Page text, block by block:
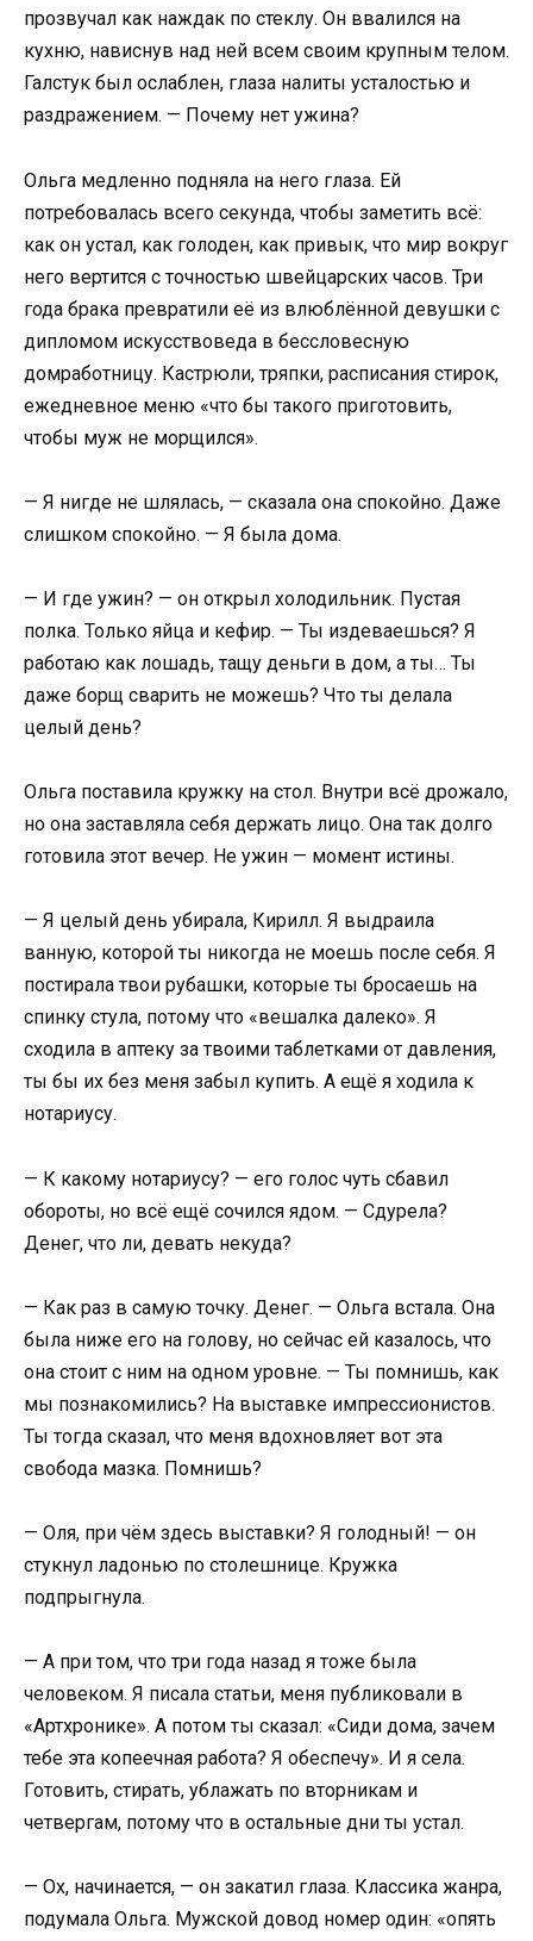
прозвучал как наждак по стеклу. Он ввалился на
кухню, нависнув над ней всем своим крупным телом.
Галстук был ослаблен, глаза налиты усталостью и
раздражением. — Почему нет ужина?
Ольга медленно подняла на него глаза. Ей
потребовалась всего секунда, чтобы заметить всё:
как он устал, как голоден, как привык, что мир вокруг
него вертится с точностью швейцарских часов. Три
года брака превратили её из влюблённой девушки с
дипломом искусствоведа в бессловесную
домработницу. Кастрюли, тряпки, расписания стирок,
ежедневное меню «что бы такого приготовить,
чтобы муж не морщился».
— Я нигде не шлялась, — сказала она спокойно. Даже
слишком спокойно. — Я была дома.
— И где ужин? — он открыл холодильник. Пустая
полка. Только яйца и кефир. — Ты издеваешься? Я
работаю как лошадь, тащу деньги в дом, а ты… Ты
даже борщ сварить не можешь? Что ты делала
целый день?
Ольга поставила кружку на стол. Внутри всё дрожало,
но она заставляла себя держать лицо. Она так долго
готовила этот вечер. Не ужин — момент истины.
— Я целый день убирала, Кирилл. Я выдраила
ванную, которой ты никогда не моешь после себя. Я
постирала твои рубашки, которые ты бросаешь на
спинку стула, потому что «вешалка далеко». Я
сходила в аптеку за твоими таблетками от давления,
ты бы их без меня забыл купить. А ещё я ходила к
нотариусу.
— К какому нотариусу? — его голос чуть сбавил
обороты, но всё ещё сочился ядом. — Сдурела?
Денег, что ли, девать некуда?
— Как раз в самую точку. Денег. — Ольга встала. Она
была ниже его на голову, но сейчас ей казалось, что
она стоит с ним на одном уровне. — Ты помнишь, как
мы познакомились? На выставке импрессионистов.
Ты тогда сказал, что меня вдохновляет вот эта
свобода мазка. Помнишь?
— Оля, при чём здесь выставки? Я голодный! — он
стукнул ладонью по столешнице. Кружка
подпрыгнула.
— А при том, что три года назад я тоже была
человеком. Я писала статьи, меня публиковали в
«Артхронике». А потом ты сказал: «Сиди дома, зачем
тебе эта копеечная работа? Я обеспечу». И я села.
Готовить, стирать, ублажать по вторникам и
четвергам, потому что в остальные дни ты устал.
— Ох, начинается, — он закатил глаза. Классика жанра,
подумала Ольга. Мужской довод номер один: «опять